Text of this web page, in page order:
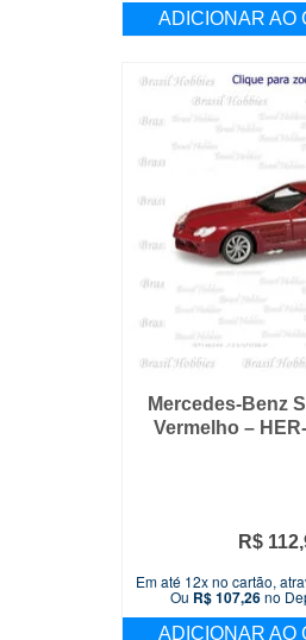
ADICIONAR AO
Mercedes-Benz
Vermelho –
R$
Em até 12x no cartão,
Ou R$107,26no
ADICIONAR AO